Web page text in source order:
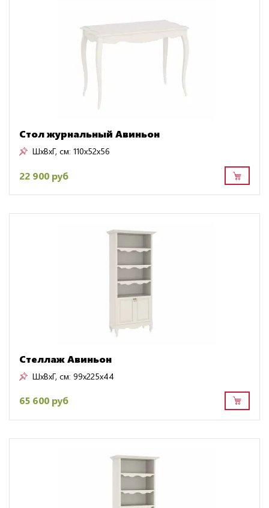
Стол журнальный Авиньон
ШxВxГ, см: 110x52x56
22 900 руб
Стеллаж Авиньон
ШxВxГ, см: 99x225x44
65 600 руб